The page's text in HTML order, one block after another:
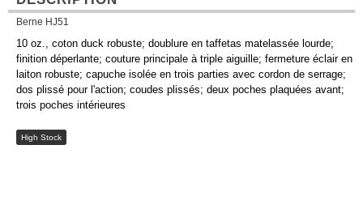
Berne HJ51
10 oz., coton duck robuste; doublure en taffetas matelassée lourde;
finition déperlante; couture principale à triple aiguille; fermeture éclair en
laiton robuste; capuche isolée en trois parties avec cordon de serrage;
dos plissé pour l'action; coudes plissés; deux poches plaquées avant;
trois poches intérieures
High Stock